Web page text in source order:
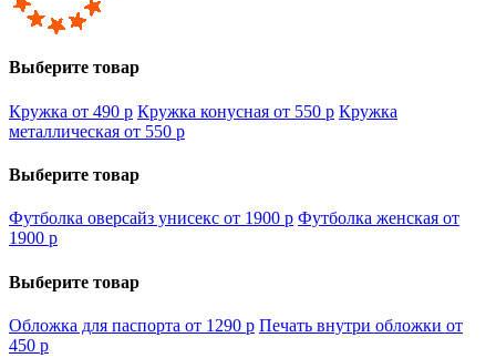
Выберите товар
Кружка от 490 p Кружка конусная от 550 p Кружка
металлическая от 550 p
Выберите товар
Футболка оверсайз унисекс от 1900 p Футболка женская от
1900 p
Выберите товар
Обложка для паспорта от 1290 p Печать внутри обложки от
450 p